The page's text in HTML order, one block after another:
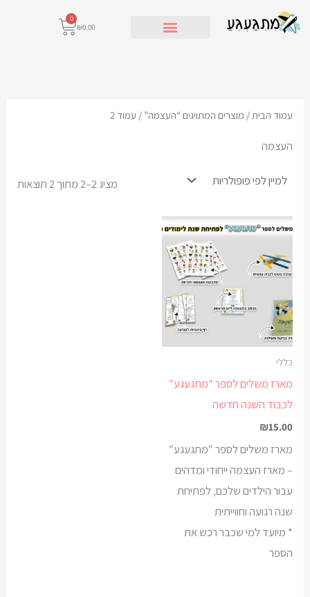
לתוכן
₪0.00
0
עגלת
עמוד הבית / מוצרים המתויגים “העצמה” / עמוד 2
העצמה
מציג 2–2 מתוך 2 תוצאות
כללי
מארז משלים לספר "מתגעגע"
לכבוד השנה חדשה
₪15.00
מארז משלים לספר "מתגעגע"
– מארז העצמה ייחודי ומדהים
עבור הילדים שלכם, לפתיחת
שנה רגועה וחווייתית
* מיועד למי שכבר רכש את
הספר